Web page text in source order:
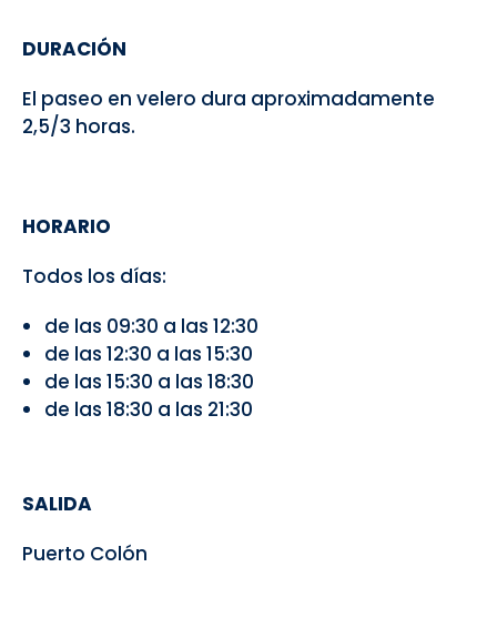
DURACIÓN
El paseo en velero dura aproximadamente
2,5/3 horas.
HORARIO
Todos los días:
de las 09:30 a las 12:30
de las 12:30 a las 15:30
de las 15:30 a las 18:30
de las 18:30 a las 21:30
SALIDA
Puerto Colón